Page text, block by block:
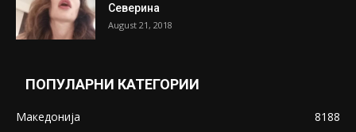
Северина
August 21, 2018
ПОПУЛАРНИ КАТЕГОРИИ
Македонија
8188